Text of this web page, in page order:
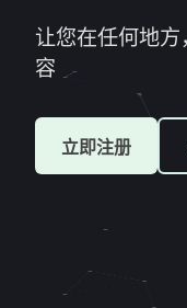
让您在任何地
容
立即注册